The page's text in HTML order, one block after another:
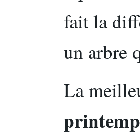
fait la
un arbre
La